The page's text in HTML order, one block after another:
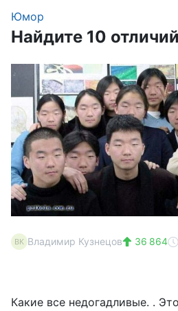
Юмор
Найдите 10
ВК Владимир Кузнецов 36 864
Какие все недогадливые. .